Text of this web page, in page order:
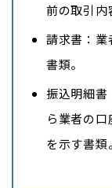
前の取引内
請求書：業
書類。
振込明細書
ら業者の
を示す書類。